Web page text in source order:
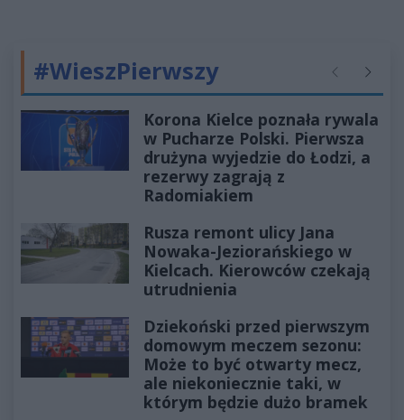
#WieszPierwszy Poprzednie
Korona Kielce poznała rywala
w Pucharze Polski. Pierwsza
drużyna wyjedzie do Łodzi, a
rezerwy zagrają z
Radomiakiem
Rusza remont ulicy Jana
Nowaka-Jeziorańskiego w
Kielcach. Kierowców czekają
utrudnienia
Dziekoński przed pierwszym
domowym meczem sezonu:
Może to być otwarty mecz,
ale niekoniecznie taki, w
którym będzie dużo bramek